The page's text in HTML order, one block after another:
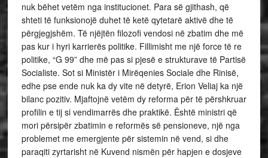
nuk bëhet vetëm nga institucionet. Para së gjithash, që
shteti të funksionojë duhet të ketë qytetarë aktivë dhe të
përgjegjshëm. Të njëjtën filozofi vendosi në zbatim dhe më
pas kur i hyri karrierës politike. Fillimisht me një force të re
politike, “G 99” dhe më pas si pjesë e strukturave të Partisë
Socialiste. Sot si Ministër i Mirëqenies Sociale dhe Rinisë,
edhe pse ende nuk ka dy vite në detyrë, Erion Veliaj ka një
bilanc pozitiv. Mjaftojnë vetëm dy reforma për të përshkruar
profilin e tij si vendimarrës dhe praktikë. Është ministri që
mori përsipër zbatimin e reformës së pensioneve, një nga
problemet me emergjente për sistemin në vend, si dhe
paraqiti zyrtarisht në Kuvend nismën për hapjen e dosjeve